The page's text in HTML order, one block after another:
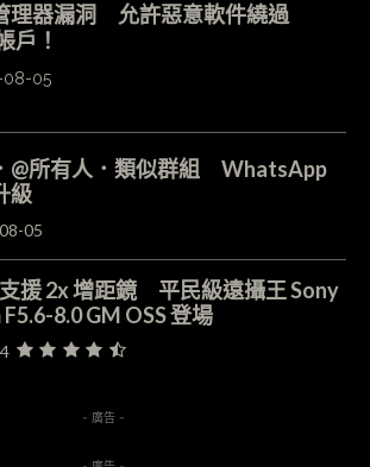
理器漏洞 允許惡意軟件繞過
戶！
08-05
@所有人．類似群組 WhatsApp
級
05
援 2x 增距鏡 平民級遠攝王 Sony
8.0 GM OSS 登場
- 廣告 -